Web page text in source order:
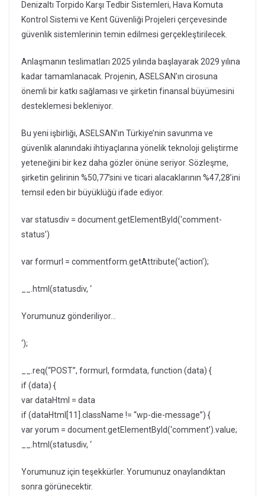
Denizaltı Torpido Karşı Tedbir Sistemleri, Hava Komuta
Kontrol Sistemi ve Kent Güvenliği Projeleri çerçevesinde
güvenlik sistemlerinin temin edilmesi gerçekleştirilecek.
Anlaşmanın teslimatları 2025 yılında başlayarak 2029 yılına
kadar tamamlanacak. Projenin, ASELSAN’ın cirosuna
önemli bir katkı sağlaması ve şirketin finansal büyümesini
desteklemesi bekleniyor.
Bu yeni işbirliği, ASELSAN’ın Türkiye’nin savunma ve
güvenlik alanındaki ihtiyaçlarına yönelik teknoloji geliştirme
yeteneğini bir kez daha gözler önüne seriyor. Sözleşme,
şirketin gelirinin %50,77’sini ve ticari alacaklarının %47,28’ini
temsil eden bir büyüklüğü ifade ediyor.
var statusdiv = document.getElementById(‘comment-
status’)
var formurl = commentform.getAttribute(‘action’);
__.html(statusdiv, ‘
Yorumunuz gönderiliyor…
‘);
__.req(“POST”, formurl, formdata, function (data) {
if (data) {
var dataHtml = data
if (dataHtml[11].className != “wp-die-message”) {
var yorum = document.getElementById(‘comment’).value;
__.html(statusdiv, ‘
Yorumunuz için teşekkürler. Yorumunuz onaylandıktan
sonra görünecektir.